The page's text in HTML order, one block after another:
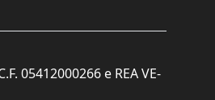
05412000266 e REA VE-